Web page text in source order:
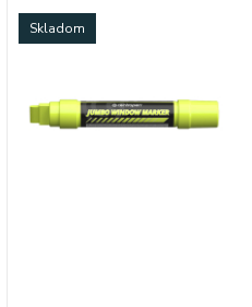
Skladom